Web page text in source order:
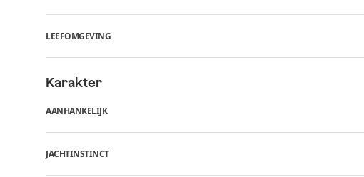
LEEFOMGEVING
Karakter
AANHANKELIJK
JACHTINSTINCT